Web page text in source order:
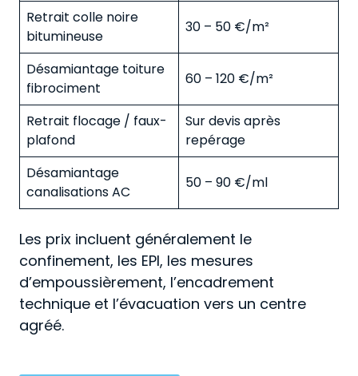
Retrait colle noire
bitumineuse
30 – 50 €/m²
Désamiantage toiture
fibrociment
60 – 120 €/m²
Retrait flocage / faux-
plafond
Sur devis après
repérage
Désamiantage
canalisations AC
50 – 90 €/ml
Les prix incluent généralement le
confinement, les EPI, les mesures
d’empoussièrement, l’encadrement
technique et l’évacuation vers un centre
agréé.